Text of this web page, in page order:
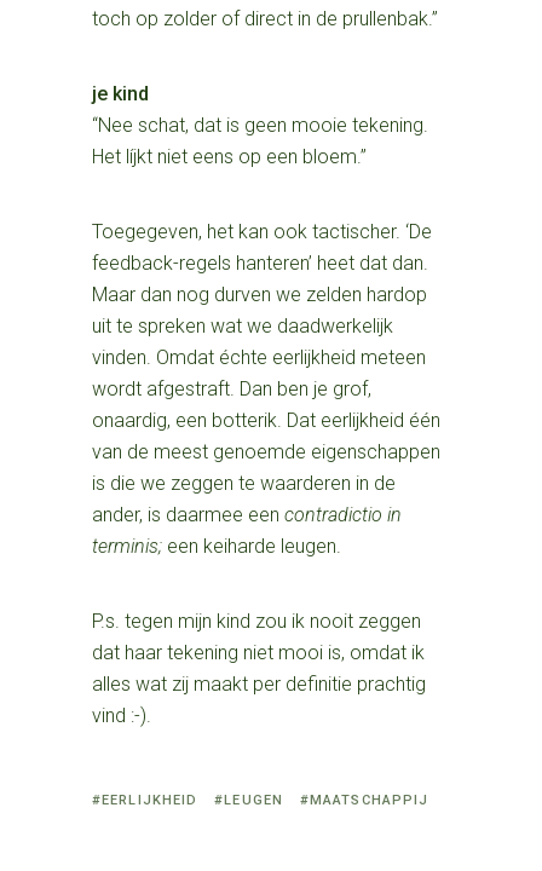
toch op zolder of direct in de prullenbak.”
je kind
“Nee schat, dat is geen mooie tekening.
Het líjkt niet eens op een bloem.”
Toegegeven, het kan ook tactischer. ‘De
feedback-regels hanteren’ heet dat dan.
Maar dan nog durven we zelden hardop
uit te spreken wat we daadwerkelijk
vinden. Omdat échte eerlijkheid meteen
wordt afgestraft. Dan ben je grof,
onaardig, een botterik. Dat eerlijkheid één
van de meest genoemde eigenschappen
is die we zeggen te waarderen in de
ander, is daarmee een contradictio in
terminis; een keiharde leugen.
P.s. tegen mijn kind zou ik nooit zeggen
dat haar tekening niet mooi is, omdat ik
alles wat zij maakt per definitie prachtig
vind :-).
Tagged
EERLIJKHEID LEUGEN MAATSCHAPPIJ